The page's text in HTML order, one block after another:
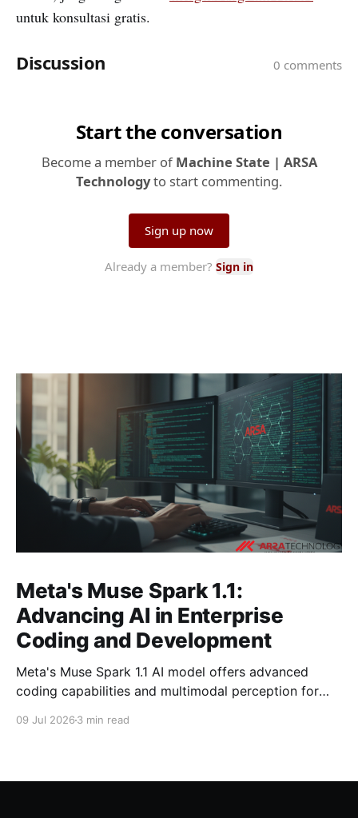
untuk konsultasi gratis.
Meta's Muse Spark 1.1:
Advancing AI in Enterprise
Coding and Development
Meta's Muse Spark 1.1 AI model offers advanced
coding capabilities and multimodal perception for
09 Jul 2026 3 min read